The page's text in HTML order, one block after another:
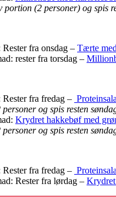
portion (2 personer) og spis
fra onsdag – Tærte
rester fra torsdag –
Rester fra fredag –
og spis resten
Krydret hakkebøf med
og spis resten
Rester fra fredag –
Rester fra lørdag –